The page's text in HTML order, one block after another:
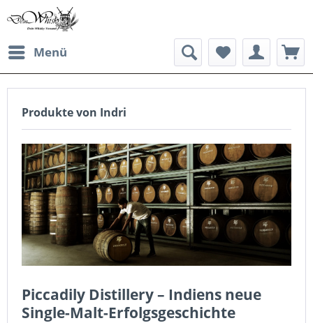
Menü
Produkte von Indri
Piccadily Distillery– Indiens neue
Single-Malt-Erfolgsgeschichte